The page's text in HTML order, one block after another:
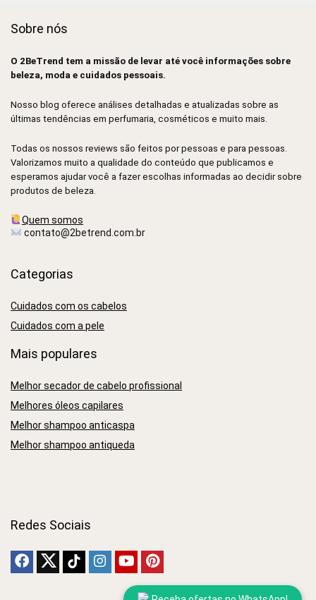
Sobre nós
O 2BeTrend tem a missão de levar até você informações sobre
beleza, moda e cuidados pessoais.
Nosso blog oferece análises detalhadas e atualizadas sobre as
últimas tendências em perfumaria, cosméticos e muito mais.
Todas os nossos reviews são feitos por pessoas e para pessoas.
Valorizamos muito a qualidade do conteúdo que publicamos e
esperamos ajudar você a fazer escolhas informadas ao decidir sobre
produtos de beleza.
Quem somos
contato@2betrend.com.br
Categorias
Cuidados com os cabelos
Cuidados com a pele
Mais populares
Melhor secador de cabelo profissional
Melhores óleos capilares
Melhor shampoo anticaspa
Melhor shampoo antiqueda
Redes Sociais